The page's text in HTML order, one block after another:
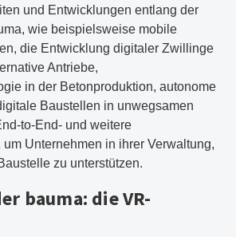
und Entwicklungen entlang der
wie beispielsweise mobile
die Entwicklung digitaler Zwillinge
Antriebe,
in der Betonproduktion, autonome
Baustellen in unwegsamen
to-End- und weitere
Unternehmen in ihrer Verwaltung,
zu unterstützen.
bauma: die VR-